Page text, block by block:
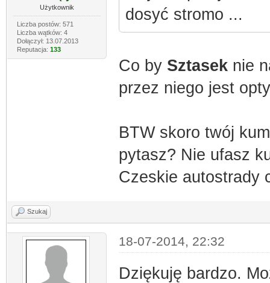
Użytkownik
Liczba postów: 571
Liczba wątków: 4
Dołączył: 13.07.2013
Reputacja: 133
dosyć stromo ...
Co by Sztaseknie
przez niego jest
BTW skoro twój
pytasz? Nie ufasz
Czeskie autostrady
Szukaj
18-07-2014, 22:32
Dziękuję bardzo.